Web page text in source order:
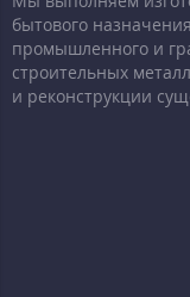
бытового
промышленного и
строительных
и реконструкции